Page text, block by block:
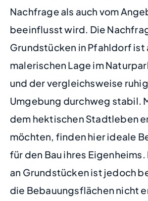
Nachfrage als auch vom
beeinflusst wird. Die
Grundstücken in Pfahldorf
malerischen Lage im
und der vergleichsweise
Umgebung durchweg stabil.
dem hektischen Stadtleben
möchten, finden hier ideale
für den Bau ihres
an Grundstücken ist jedoch
die Bebauungsflächen nicht